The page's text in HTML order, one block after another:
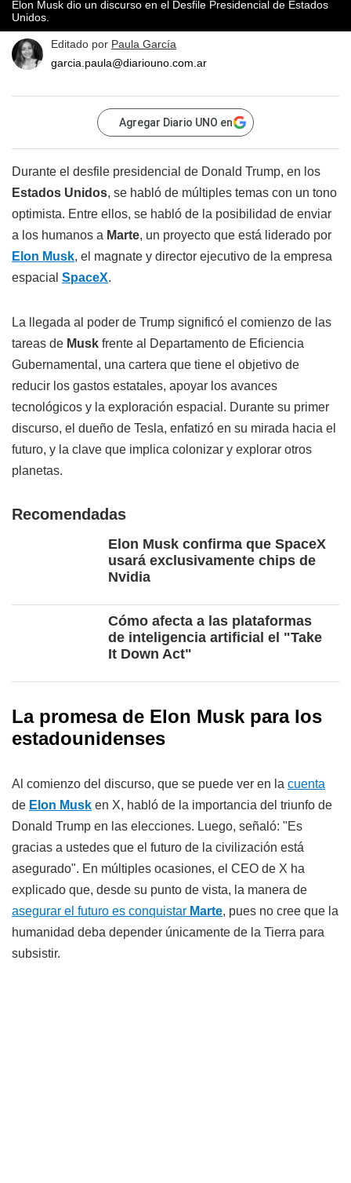
Elon Musk dio un discurso en el Desfile Presidencial de Estados
Unidos.
Editado por Paula García
garcia.paula@diariouno.com.ar
Agregar Diario UNO en
Durante el desfile presidencial de Donald Trump, en los
Estados Unidos, se habló de múltiples temas con un tono
optimista. Entre ellos, se habló de la posibilidad de enviar
a los humanos a Marte, un proyecto que está liderado por
Elon Musk, el magnate y director ejecutivo de la empresa
espacial SpaceX.
La llegada al poder de Trump significó el comienzo de las
tareas de Musk frente al Departamento de Eficiencia
Gubernamental, una cartera que tiene el objetivo de
reducir los gastos estatales, apoyar los avances
tecnológicos y la exploración espacial. Durante su primer
discurso, el dueño de Tesla, enfatizó en su mirada hacia el
futuro, y la clave que implica colonizar y explorar otros
planetas.
Recomendadas
Elon Musk confirma que SpaceX
usará exclusivamente chips de
Nvidia
Cómo afecta a las plataformas
de inteligencia artificial el "Take
It Down Act"
La promesa de Elon Musk para los
estadounidenses
Al comienzo del discurso, que se puede ver en la cuenta
de Elon Musk en X, habló de la importancia del triunfo de
Donald Trump en las elecciones. Luego, señaló: "Es
gracias a ustedes que el futuro de la civilización está
asegurado". En múltiples ocasiones, el CEO de X ha
explicado que, desde su punto de vista, la manera de
asegurar el futuro es conquistar Marte, pues no cree que la
humanidad deba depender únicamente de la Tierra para
subsistir.